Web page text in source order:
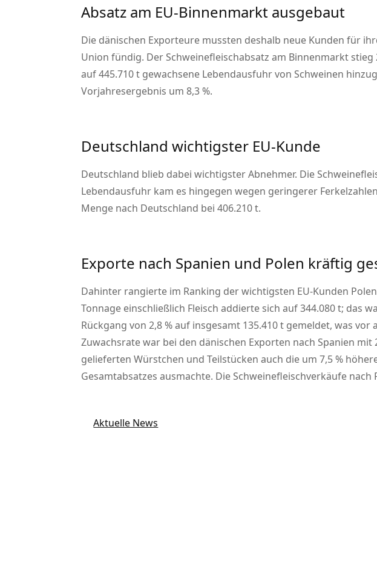
Absatz am EU-Binnenmarkt ausgebaut
Die dänischen Exporteure mussten deshalb neue Kunden für
Union fündig. Der Schweinefleischabsatz am Binnenmarkt
auf 445.710 t gewachsene Lebendausfuhr von Schweinen
Vorjahresergebnis um 8,3 %.
Deutschland wichtigster EU-Kunde
Deutschland blieb dabei wichtigster Abnehmer. Die
Lebendausfuhr kam es hingegen wegen geringerer
Menge nach Deutschland bei 406.210 t.
Exporte nach Spanien und Polen kräftig
Dahinter rangierte im Ranking der wichtigsten EU-Kunden
Tonnage einschließlich Fleisch addierte sich auf 344.080 t; das
Rückgang von 2,8 % auf insgesamt 135.410 t gemeldet, was
Zuwachsrate war bei den dänischen Exporten nach Spanien
gelieferten Würstchen und Teilstücken auch die um 7,5 %
Gesamtabsatzes ausmachte. Die Schweinefleischverkäufe
Aktuelle News